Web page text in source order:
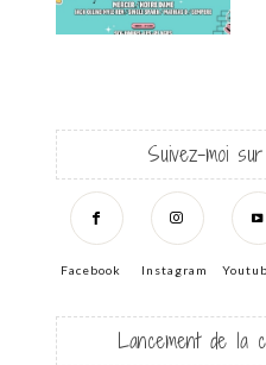
Suivez-moi
Facebook Instagram
Lancement de la